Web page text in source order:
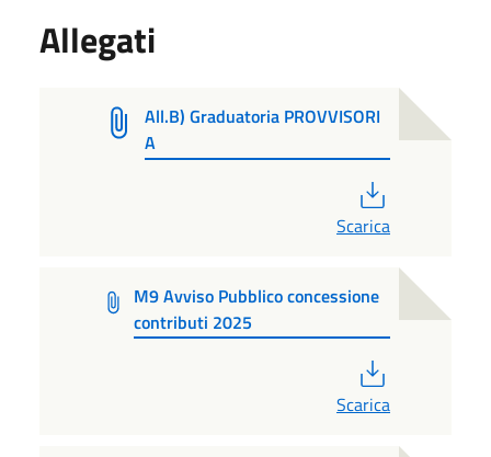
Allegati
All.B) Graduatoria PROVVISORI
A
Scarica
M9 Avviso Pubblico concessione
contributi 2025
Scarica